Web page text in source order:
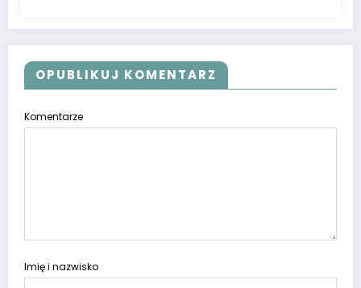
OPUBLIKUJ KOMENTARZ
Komentarze
Imię i nazwisko